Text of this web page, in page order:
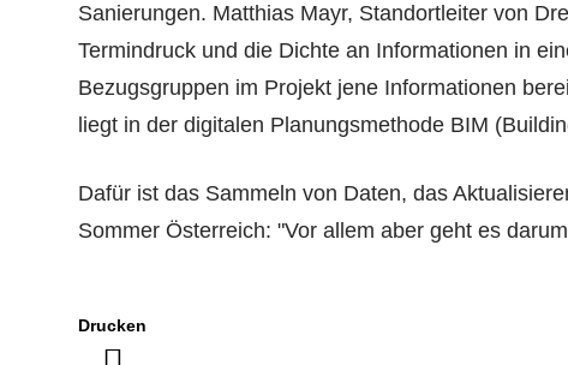
Sanierungen. Matthias Mayr, Standortleiter von
Termindruck und die Dichte an Informationen in
Bezugsgruppen im Projekt jene Informationen
liegt in der digitalen Planungsmethode BIM
Dafür ist das Sammeln von Daten, das
Sommer Österreich: "Vor allem aber geht es
Drucken